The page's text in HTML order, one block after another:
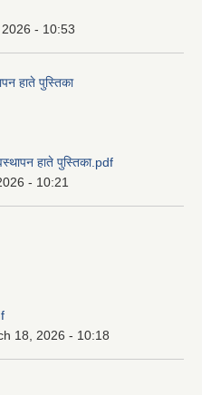
- 10:53
हाते पुस्तिका
हाते पुस्तिका.pdf
- 10:21
18, 2026 - 10:18